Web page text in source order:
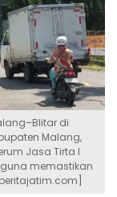
di
Malang,
Jasa Tirta I
memastikan